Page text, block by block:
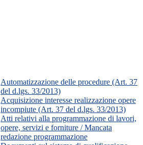
Automatizzazione delle procedure (Art. 37
del d.lgs. 33/2013)
Acquisizione interesse realizzazione opere
incompiute (Art. 37 del d.lgs. 33/2013)
Atti relativi alla programmazione di lavori,
opere, servizi e forniture / Mancata
redazione programmazione